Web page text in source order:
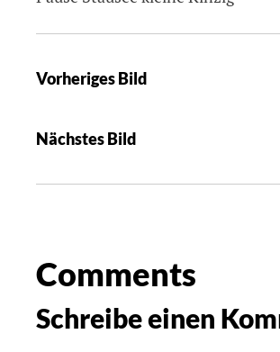
Vorheriges Bild
Nächstes Bild
Comments
Schreibe einen